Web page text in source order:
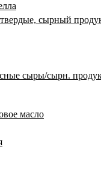
сырный
сыры/сырн.
масло